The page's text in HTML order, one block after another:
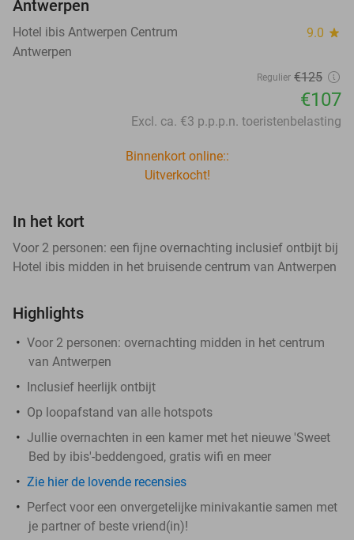
Antwerpen
Hotel ibis Antwerpen Centrum 9.0 star
Antwerpen
Regulier €125
€107
Excl. ca. €3 p.p.p.n. toeristenbelasting
Binnenkort online::
Uitverkocht!
In het kort
Voor 2 personen: een fijne overnachting inclusief ontbijt bij
Hotel ibis midden in het bruisende centrum van Antwerpen
Highlights
Voor 2 personen: overnachting midden in het centrum
van Antwerpen
Inclusief heerlijk ontbijt
Op loopafstand van alle hotspots
Jullie overnachten in een kamer met het nieuwe 'Sweet
Bed by ibis'-beddengoed, gratis wifi en meer
Zie hier de lovende recensies
Perfect voor een onvergetelijke minivakantie samen met
je partner of beste vriend(in)!